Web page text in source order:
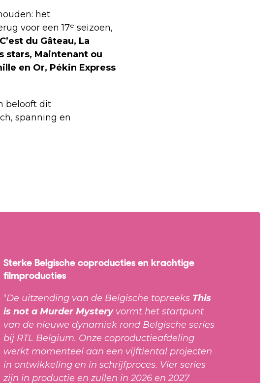
het
voor een 17ᵉ seizoen,
du Gâteau, La
stars, Maintenant ou
en Or, Pékin Express
belooft dit
spanning en
Sterke Belgische coproducties en krachtige
filmproducties
“De uitzending van de Belgische topreeks This
is not a Murder Mysteryvormt het startpunt
van de nieuwe dynamiek rond Belgische series
bij RTL Belgium. Onze coproductieafdeling
werkt momenteel aan een vijftiental projecten
in ontwikkeling en in schrijfproces. Vier series
zijn in productie en zullen in 2026 en 2027